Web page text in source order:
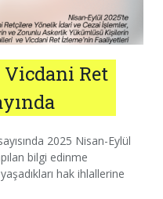
Ret
2025 Nisan-Eylül
bilgi edinme
hak ihlallerine